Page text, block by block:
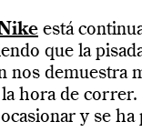
está
que la
nos demuestra
la hora de
y se